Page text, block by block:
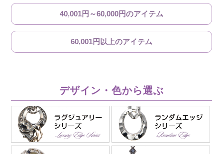
40,001円～60,000円のアイテム
60,001円以上のアイテム
デザイン・色から選ぶ